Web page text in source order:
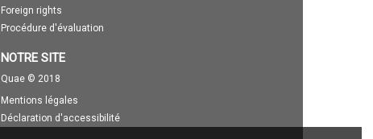
Foreign rights
Procédure d'évaluation
NOTRE SITE
Quae © 2018
Mentions légales
Déclaration d'accessibilité